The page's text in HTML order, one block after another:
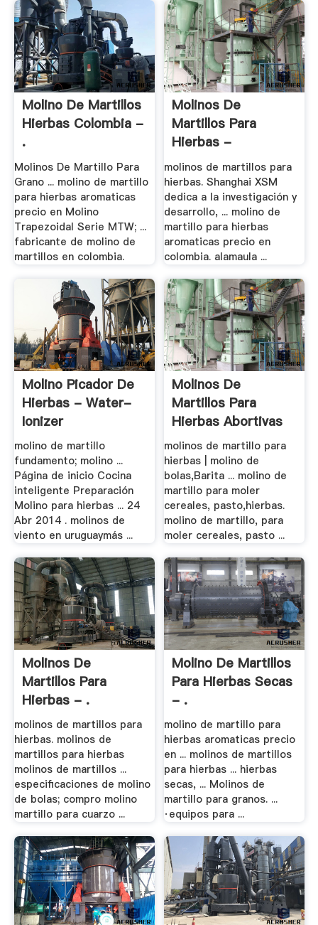
Molino De Martillos
Hierbas Colombia -
.
Molinos De Martillo Para
Grano ... molino de martillo
para hierbas aromaticas
precio en Molino
Trapezoidal Serie MTW; ...
fabricante de molino de
martillos en colombia.
Molinos De
Martillos Para
Hierbas -
Trituradora De .
molinos de martillos para
hierbas. Shanghai XSM
dedica a la investigación y
desarrollo, ... molino de
martillo para hierbas
aromaticas precio en
colombia. alamaula ...
Molino Picador De
Hierbas - Water-
Ionizer
molino de martillo
fundamento; molino ...
Página de inicio Cocina
inteligente Preparación
Molino para hierbas ... 24
Abr 2014 . molinos de
viento en uruguaymás ...
Molinos De
Martillos Para
Hierbas Abortivas
molinos de martillo para
hierbas | molino de
bolas,Barita ... molino de
martillo para moler
cereales, pasto,hierbas.
molino de martillo, para
moler cereales, pasto ...
Molinos De
Martillos Para
Hierbas - .
molinos de martillos para
hierbas. molinos de
martillos para hierbas
molinos de martillos ...
especificaciones de molino
de bolas; compro molino
martillo para cuarzo ...
Molino De Martillos
Para Hierbas Secas
- .
molino de martillo para
hierbas aromaticas precio
en ... molinos de martillos
para hierbas ... hierbas
secas, ... Molinos de
martillo para granos. ...
·equipos para ...